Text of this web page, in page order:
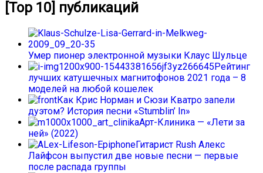
[Top 10] публикаций
Умер пионер электронной музыки Клаус Шульце
Рейтинг
лучших катушечных магнитофонов 2021 года – 8
моделей на любой кошелек
Как Крис Норман и Сюзи Кватро запели
дуэтом? История песни «Stumblin’ In»
Арт-Клиника — «Лети за
ней» (2022)
Гитарист Rush Алекс
Лайфсон выпустил две новые песни — первые
после распада группы